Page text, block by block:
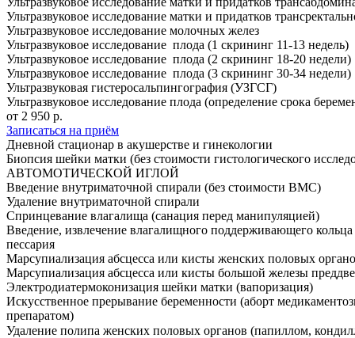
Ультразвуковое исследование матки и придатков
Ультразвуковое исследование молочных желез
Ультразвуковое исследование плода (1 скрининг 11-13 недель)
Ультразвуковое исследование плода (2 скрининг 18-20 недели)
Ультразвуковое исследование плода (3 скрининг 30-34 недели)
Ультразвуковая гистеросальпингография (УЗГСГ)
Ультразвуковое исследование плода (определение срока
от 2 950 р.
Записаться на приём
Дневной стационар в акушерстве и гинекологии
Биопсия шейки матки (без стоимости гистологического
АВТОМОТИЧЕСКОЙ ИГЛОЙ
Введение внутриматочной спирали (без стоимости ВМС)
Удаление внутриматочной спирали
Спринцевание влагалища (санация перед манипуляцией)
Введение, извлечение влагалищного поддерживающего кольца
пессария
Марсупиализация абсцесса или кисты женских половых
Марсупиализация абсцесса или кисты большой железы
Электродиатермоконизация шейки матки (вапоризация)
Искусственное прерывание беременности (аборт
препаратом)
Удаление полипа женских половых органов (папиллом,